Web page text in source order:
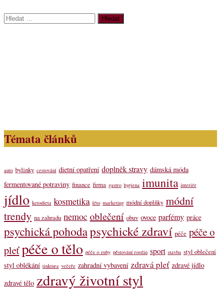
Vyhledávání
Témata článků
auto bylinky cestování dietní opatření doplněk stravy dámská móda
fermentované potraviny finance firma gastro hygiena imunita interiér
jídlo ketodieta kosmetika léto marketing módní doplňky módní
trendy na zahradu nemoc oblečení obuv ovoce parfémy práce
psychická pohodapsychické zdraví péče péče o
pleťpéče o tělo péče o zuby pěstování rostlin sport stavba styl oblečení
styl oblékání tinktura večeře zahradní vybavení zdravá pleť zdravé jídlo
zdravé tělo zdravý životní styl